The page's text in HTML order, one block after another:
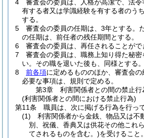
4
審査会の委員は、人格が高潔で、法
有する者又は学識経験を有する者のう
する。
5
審査会の委員の任期は、3年とする。
の任期は、前任者の残任期間とする。
6
審査会の委員は、再任されることがで
7
審査会の委員は、職務上知り得た秘
い。 その職を退いた後も、同様とする。
8
前各項に定めるもののほか、審査会
必要な事項は、規則で定める。
第3章
利害関係者との間の禁止行
(利害関係者との間における禁止行為)
第11条
職員は、次に掲げる行為を行っ
(1)
利害関係者から金銭、物品又は不
別、祝儀、香典又は供花その他これ
てされるものを含む。)を受けること。